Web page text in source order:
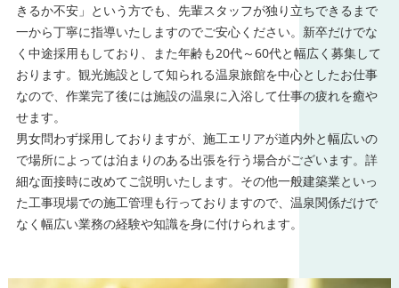
きるか不安」という方でも、先輩スタッフが独り立ちできるまで
一から丁寧に指導いたしますのでご安心ください。新卒だけでな
く中途採用もしており、また年齢も20代～60代と幅広く募集して
おります。観光施設として知られる温泉旅館を中心としたお仕事
なので、作業完了後には施設の温泉に入浴して仕事の疲れを癒や
せます。
男女問わず採用しておりますが、施工エリアが道内外と幅広いの
で場所によっては泊まりのある出張を行う場合がございます。詳
細な面接時に改めてご説明いたします。その他一般建築業といっ
た工事現場での施工管理も行っておりますので、温泉関係だけで
なく幅広い業務の経験や知識を身に付けられます。